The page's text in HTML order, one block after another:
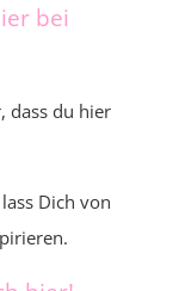
bei
dass du hier
Dich von